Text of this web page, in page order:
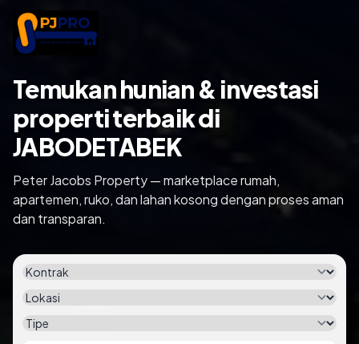
Temukan hunian & investasi
properti terbaik di
JABODETABEK
Peter Jacobs Property — marketplace rumah,
apartemen, ruko, dan lahan kosong dengan proses aman
dan transparan.